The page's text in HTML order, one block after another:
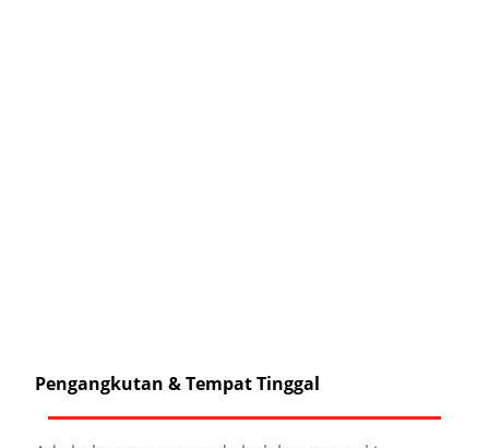
Pengangkutan & Tempat Tinggal